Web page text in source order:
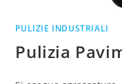
PULIZIE INDUSTRIALI
Pulizia